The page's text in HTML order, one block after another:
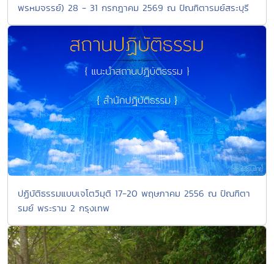
พรหมจรรย์) 28 - 31 กรกฎาคม 2569 ณ ปัณฑิตารมย์สระบุรี
ปฏิบัติธรรมแบบเจโตวิมุติ 17-20 พฤษภาคม 2556 ณ ปัณฑิตา
รมย์ พระราม 2 กรุงเทพ